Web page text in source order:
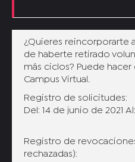
¿Quieres reincorporarte
de haberte retirado
más ciclos? Puede
Campus Virtual.
Registro de solicitudes:
Del: 14 de junio de 2021
Registro de
rechazadas):